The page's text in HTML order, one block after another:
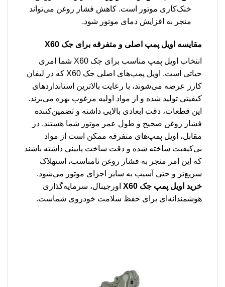
خنک‌کاری موتور است. کاهش فشار روغن می‌تواند
منجر به افزایش دمای موتور شود.
مقایسه اویل پمپ اصلی و متفرقه برای جک X60
انتخاب اویل پمپ مناسب برای جک X60 شما امری
حیاتی است. اویل پمپ‌های اصلی جک X60 که در لیفان
کارز عرضه می‌شوند، با رعایت بالاترین استانداردهای
کیفیتی تولید شده و از مواد اولیه مرغوب بهره می‌برند.
این قطعات، دقت ابعادی بالایی داشته و تضمین‌کننده
فشار روغن صحیح و طول عمر موتور شما هستند. در
مقابل، اویل پمپ‌های متفرقه ممکن است از مواد
بی‌کیفیت ساخته شده و دقت ساخت پایینی داشته باشند
که این امر منجر به فشار روغن نامناسب، استهلاک
سریع‌تر و حتی آسیب به سایر اجزای موتور می‌شود.
خرید اویل پمپ جک X60
اورجینال، سرمایه‌گذاری
هوشمندانه‌ای برای حفظ سلامت خودروی شماست.